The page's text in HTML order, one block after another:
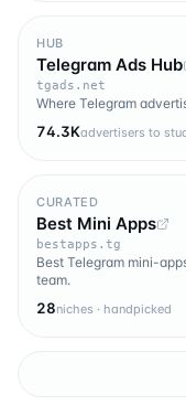
HUB
Telegram Ads Hub
tgads.net
Where Telegram
74.3Kadvertisers to
CURATED
Best Mini Apps
bestapps.tg
Best Telegram mini-
team.
28niches · handpicked